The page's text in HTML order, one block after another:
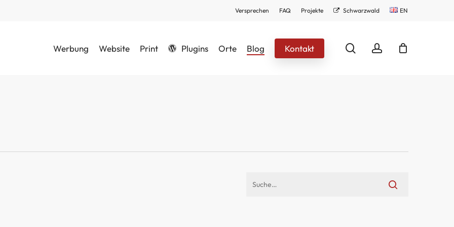
Versprechen FAQ Projekte Schwarzwald EN
Werbung Website Print Plugins Orte Blog Kontakt searchaccount